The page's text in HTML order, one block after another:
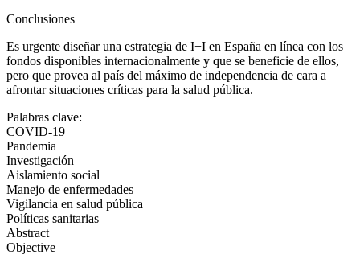
Conclusiones
Es urgente diseñar una estrategia de I+I en España en línea con los
fondos disponibles internacionalmente y que se beneficie de ellos,
pero que provea al país del máximo de independencia de cara a
afrontar situaciones críticas para la salud pública.
Palabras clave:
COVID-19
Pandemia
Investigación
Aislamiento social
Manejo de enfermedades
Vigilancia en salud pública
Políticas sanitarias
Abstract
Objective